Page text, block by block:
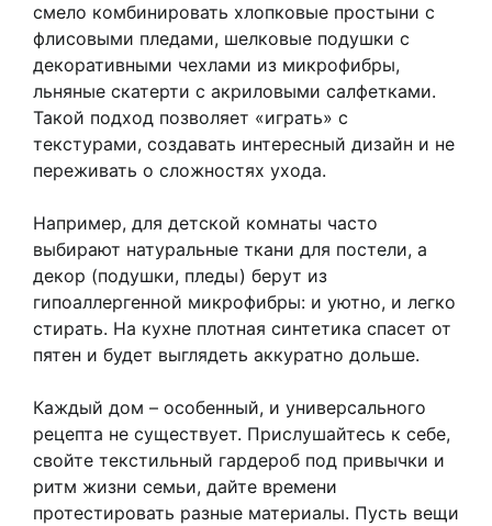
смело комбинировать хлопковые простыни с
флисовыми пледами, шелковые подушки с
декоративными чехлами из микрофибры,
льняные скатерти с акриловыми салфетками.
Такой подход позволяет «играть» с
текстурами, создавать интересный дизайн и не
переживать о сложностях ухода.
Например, для детской комнаты часто
выбирают натуральные ткани для постели, а
декор (подушки, пледы) берут из
гипоаллергенной микрофибры: и уютно, и легко
стирать. На кухне плотная синтетика спасет от
пятен и будет выглядеть аккуратно дольше.
Каждый дом – особенный, и универсального
рецепта не существует. Прислушайтесь к себе,
свойте текстильный гардероб под привычки и
ритм жизни семьи, дайте времени
протестировать разные материалы. Пусть вещи